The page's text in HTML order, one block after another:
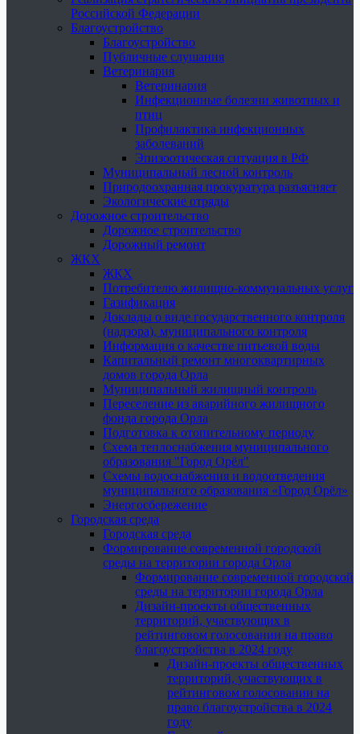
Российской Федерации
Благоустройство
Благоустройство
Публичные слушания
Ветеринария
Ветеринария
Инфекционные болезни животных и
птиц
Профилактика инфекционных
заболеваний
Эпизоотическая ситуация в РФ
Муниципальный лесной контроль
Природоохранная прокуратура разъясняет
Экологические отряды
Дорожное строительство
Дорожное строительство
Дорожный ремонт
ЖКХ
ЖКХ
Потребителю жилищно-коммунальных услуг
Газификация
Доклады о виде государственного контроля
(надзора), муниципального контроля
Информация о качестве питьевой воды
Капитальный ремонт многоквартирных
домов города Орла
Муниципальный жилищный контроль
Переселение из аварийного жилищного
фонда города Орла
Подготовка к отопительному периоду
Схема теплоснабжения муниципального
образования "Город Орёл"
Схемы водоснабжения и водоотведения
муниципального образования «Город Орёл»
Энергосбережение
Городская среда
Городская среда
Формирование современной городской
среды на территории города Орла
Формирование современной городской
среды на территории города Орла
Дизайн-проекты общественных
территорий, участвующих в
рейтинговом голосовании на право
благоустройства в 2024 году
Дизайн-проекты общественных
территорий, участвующих в
рейтинговом голосовании на
право благоустройства в 2024
году